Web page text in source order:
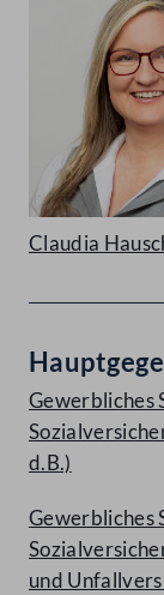
Claudia
Gewerbliches
d.B.)
Gewerbliches
und